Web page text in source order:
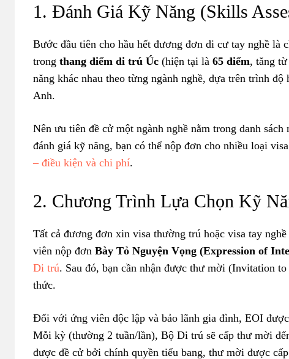
1. Đánh Giá Kỹ Năng (Skills
Bước đầu tiên cho hầu hết đương đơn di cư tay nghề là
trong thang điểm di trú Úc (hiện tại là 65 điểm, tăng
năng khác nhau theo từng ngành nghề, dựa trên trình
Anh.
Nên ưu tiên đề cử một ngành nghề nằm trong danh
đánh giá kỹ năng, bạn có thể nộp đơn cho nhiều loại
– điều kiện và chi phí.
2. Chương Trình Lựa Chọn Kỹ
Tất cả đương đơn xin visa thường trú hoặc visa tay
viên nộp đơn Bày Tỏ Nguyện Vọng (Expression of
Di trú. Sau đó, bạn cần nhận được thư mời (Invitation
thức.
Đối với ứng viên độc lập và bảo lãnh gia đình, EOI
Mỗi kỳ (thường 2 tuần/lần), Bộ Di trú sẽ cấp thư mời
được đề cử bởi chính quyền tiểu bang, thư mời được